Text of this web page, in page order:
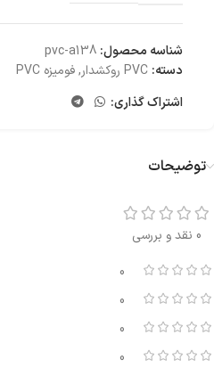
شناسه محصول: pvc-a138
دسته: PVC روکشدار ,فومیزه PVC
اشتراک گذاری:
توضیحات
0 نقد و بررسی
0
0
0
0